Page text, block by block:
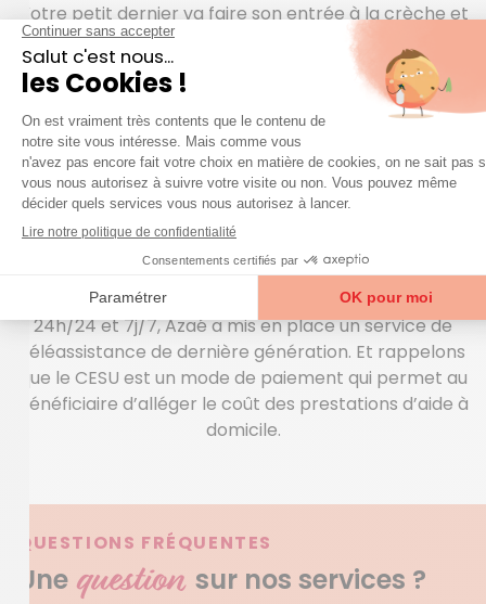
Votre petit dernier va faire son entrée à la crèche et
vous cherchez une baby-sitter dynamique pour
gérer la fin de journée ? Biberon, toilette, repas,
change… Optez pour une nounou Azaé pour s’en
occuper pendant votre absence. Vous aimeriez
pouvoir compter sur une personne sympathique
pour vous aider à conserver une maison propre,
faire quelques pas dans le jardin, vous déplacer à un
rendez-vous chez le docteur, faire à manger… Votre
aide à domicile interviendra dans le strict respect du
cahier des charges que nous aurons établi
ensemble. Afin de parer à toute éventualité ?
24h/24 et 7j/7, Azaé a mis en place un service de
téléassistance de dernière génération. Et rappelons
que le CESU est un mode de paiement qui permet au
bénéficiaire d’alléger le coût des prestations d’aide à
domicile.
QUESTIONS FRÉQUENTES
Une question sur nos services ?